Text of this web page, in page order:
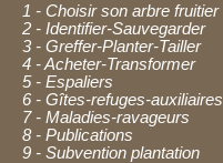
1 - Choisir son arbre fruitier
2 - Identifier-Sauvegarder
3 - Greffer-Planter-Tailler
4 - Acheter-Transformer
5 - Espaliers
6 - Gîtes-refuges-auxiliaires
7 - Maladies-ravageurs
8 - Publications
9 - Subvention plantation